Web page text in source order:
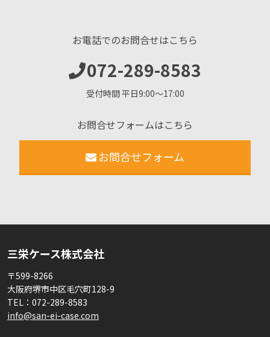
お電話でのお問合せはこちら
072-289-8583
受付時間 平日9:00〜17:00
お問合せフォームはこちら
お問合せフォーム
三栄ケース株式会社
〒599-8266
大阪府堺市中区毛穴町128-9
TEL： 072-289-8583
info@san-ei-case.com